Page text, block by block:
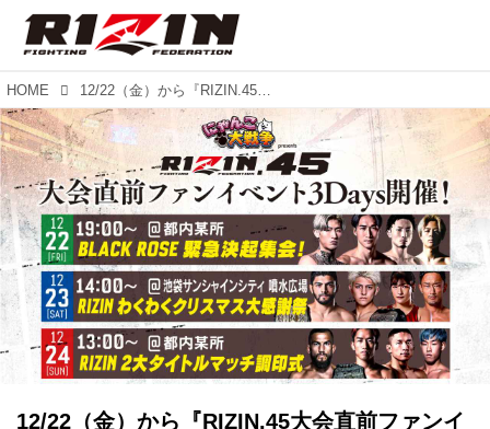
HOME 12/22（金）から『RIZIN.45大会直前ファンイベント3Days』開催決定！
12/22（金）から『RIZIN.45大会直前ファンイ